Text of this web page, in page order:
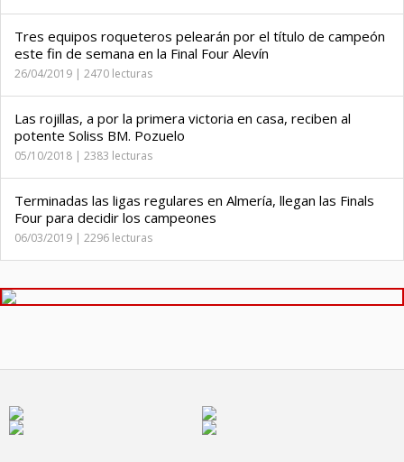
Tres equipos roqueteros pelearán por el título de campeón
este fin de semana en la Final Four Alevín
26/04/2019 | 2470 lecturas
Las rojillas, a por la primera victoria en casa, reciben al
potente Soliss BM. Pozuelo
05/10/2018 | 2383 lecturas
Terminadas las ligas regulares en Almería, llegan las Finals
Four para decidir los campeones
06/03/2019 | 2296 lecturas